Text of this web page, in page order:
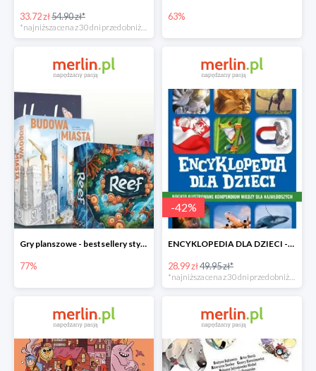
33.72 zł54.90 zł* 63%
Gry planszowe - bestsellery stycznia do -77%
77%
-42%
ENCYKLOPEDIA DLA DZIECI -42%
28.99 zł49.95 zł*